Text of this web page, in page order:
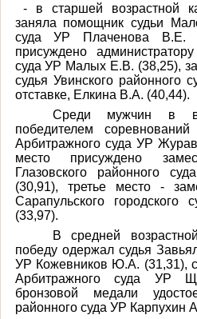
- в старшей возрастной
заняла помощник судьи
суда УР Плаченова В.Е.
присуждено
суда УР Малых Е.В. (38,25),
судья Увинского
отставке, Елкина В.А. (40,44).
Среди мужчин в
победителем
Арбитражного суда УР
место присуждено
Глазовского районного
(30,91), третье место -
Сарапульского
(33,97).
В средней
победу одержал судья
УР Кожевников Ю.А. (31,31),
Арбитражного суда УР
бронзовой медали
районного суда УР Карпухин